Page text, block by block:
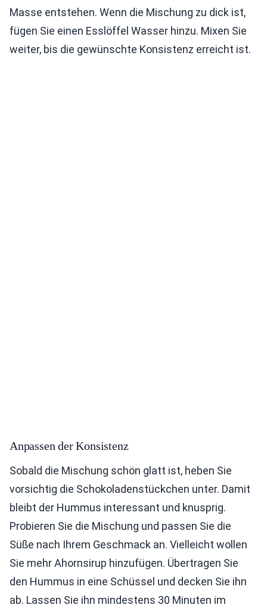
Masse entstehen. Wenn die Mischung zu dick ist,
fügen Sie einen Esslöffel Wasser hinzu. Mixen Sie
weiter, bis die gewünschte Konsistenz erreicht ist.
Anpassen der Konsistenz
Sobald die Mischung schön glatt ist, heben Sie
vorsichtig die Schokoladenstückchen unter. Damit
bleibt der Hummus interessant und knusprig.
Probieren Sie die Mischung und passen Sie die
Süße nach Ihrem Geschmack an. Vielleicht wollen
Sie mehr Ahornsirup hinzufügen. Übertragen Sie
den Hummus in eine Schüssel und decken Sie ihn
ab. Lassen Sie ihn mindestens 30 Minuten im